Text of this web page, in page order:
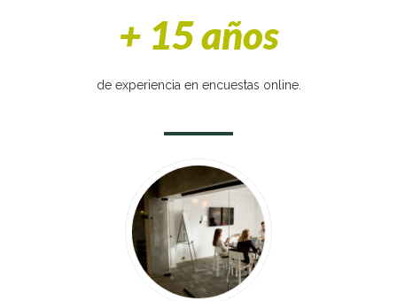
+ 15 años
de experiencia en encuestas online.